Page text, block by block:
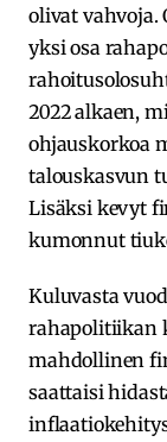
olivat vahvoja.
yksi osa
2022 alkaen,
ohjauskorkoa
talouskasvun
Lisäksi kevyt
kumonnut
Kuluvasta
rahapolitiikan
mahdollinen
saattaisi